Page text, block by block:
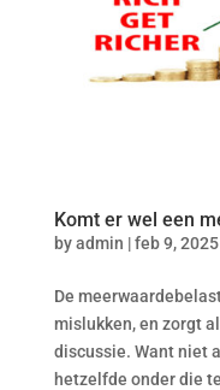
Komt er wel een
byadmin |feb 9, 2025
De
mislukken, en zorgt
discussie. Want niet
hetzelfde onder die